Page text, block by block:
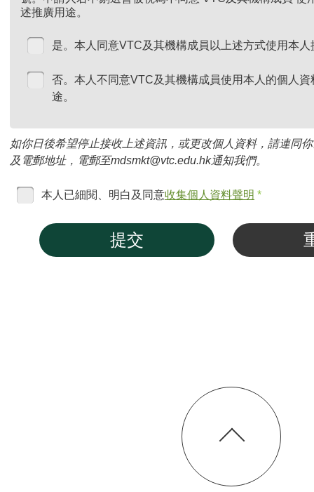
述推廣用途。
是。本人同意VTC及其機構成員以上述方式使用本
否。本人不同意VTC及其機構成員使用本人的個人
途。
如你日後希望停止接收上述資訊，或更改個人資料，請連同
及電郵地址，電郵至mdsmkt@vtc.edu.hk通知我們。
本人已細閱、明白及同意收集個人資料聲明 *
提交